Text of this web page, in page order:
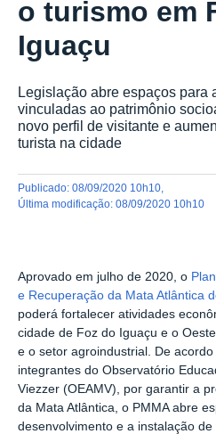
o turismo em
Iguaçu
Legislação abre espaços para
vinculadas ao patrimônio
novo perfil de visitante e
turista na cidade
publicado: 08/09/2020 10h10
última modificação: 08/09/2020 10h10
Aprovado em julho de 2020, o
e Recuperação da Mata Atlântica
poderá fortalecer atividades
cidade de Foz do Iguaçu e o
e o setor agroindustrial. De
integrantes do Observatório
Viezzer (OEAMV), por garantir a
da Mata Atlântica, o PMMA abre
desenvolvimento e a instalação